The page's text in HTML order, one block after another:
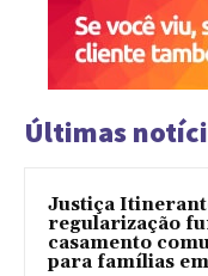
Últimas
Justiça
regularização
casamento
para famílias